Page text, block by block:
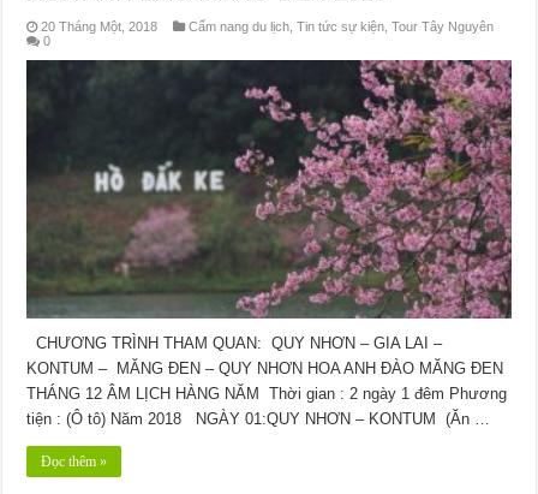
20 Tháng Một, 2018 Cẩm nang du lịch,Tin tức sự kiện,Tour Tây Nguyên
0
CHƯƠNG TRÌNH THAM QUAN: QUY NHƠN – GIA LAI –
KONTUM – MĂNG ĐEN – QUY NHƠN HOA ANH ĐÀO MĂNG ĐEN
THÁNG 12 ÂM LỊCH HÀNG NĂM Thời gian : 2 ngày 1 đêm Phương
tiện : (Ô tô) Năm 2018 NGÀY 01:QUY NHƠN – KONTUM (Ăn …
Đọc thêm »